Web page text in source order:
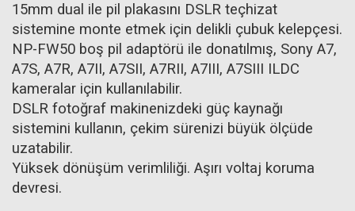
15mm dual ile pil plakasını DSLR teçhizat
sistemine monte etmek için delikli çubuk kelepçesi.
NP-FW50 boş pil adaptörü ile donatılmış, Sony A7,
A7S, A7R, A7II, A7SII, A7RII, A7III, A7SIII ILDC
kameralar için kullanılabilir.
DSLR fotoğraf makinenizdeki güç kaynağı
sistemini kullanın, çekim sürenizi büyük ölçüde
uzatabilir.
Yüksek dönüşüm verimliliği. Aşırı voltaj koruma
devresi.